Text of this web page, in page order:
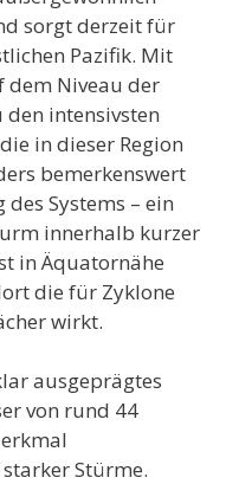
sorgt derzeit für
Pazifik. Mit
dem Niveau der
intensivsten
in dieser Region
bemerkenswert
Systems – ein
innerhalb kurzer
in Äquatornähe
die für Zyklone
wirkt.
ausgeprägtes
von rund 44
Stürme.